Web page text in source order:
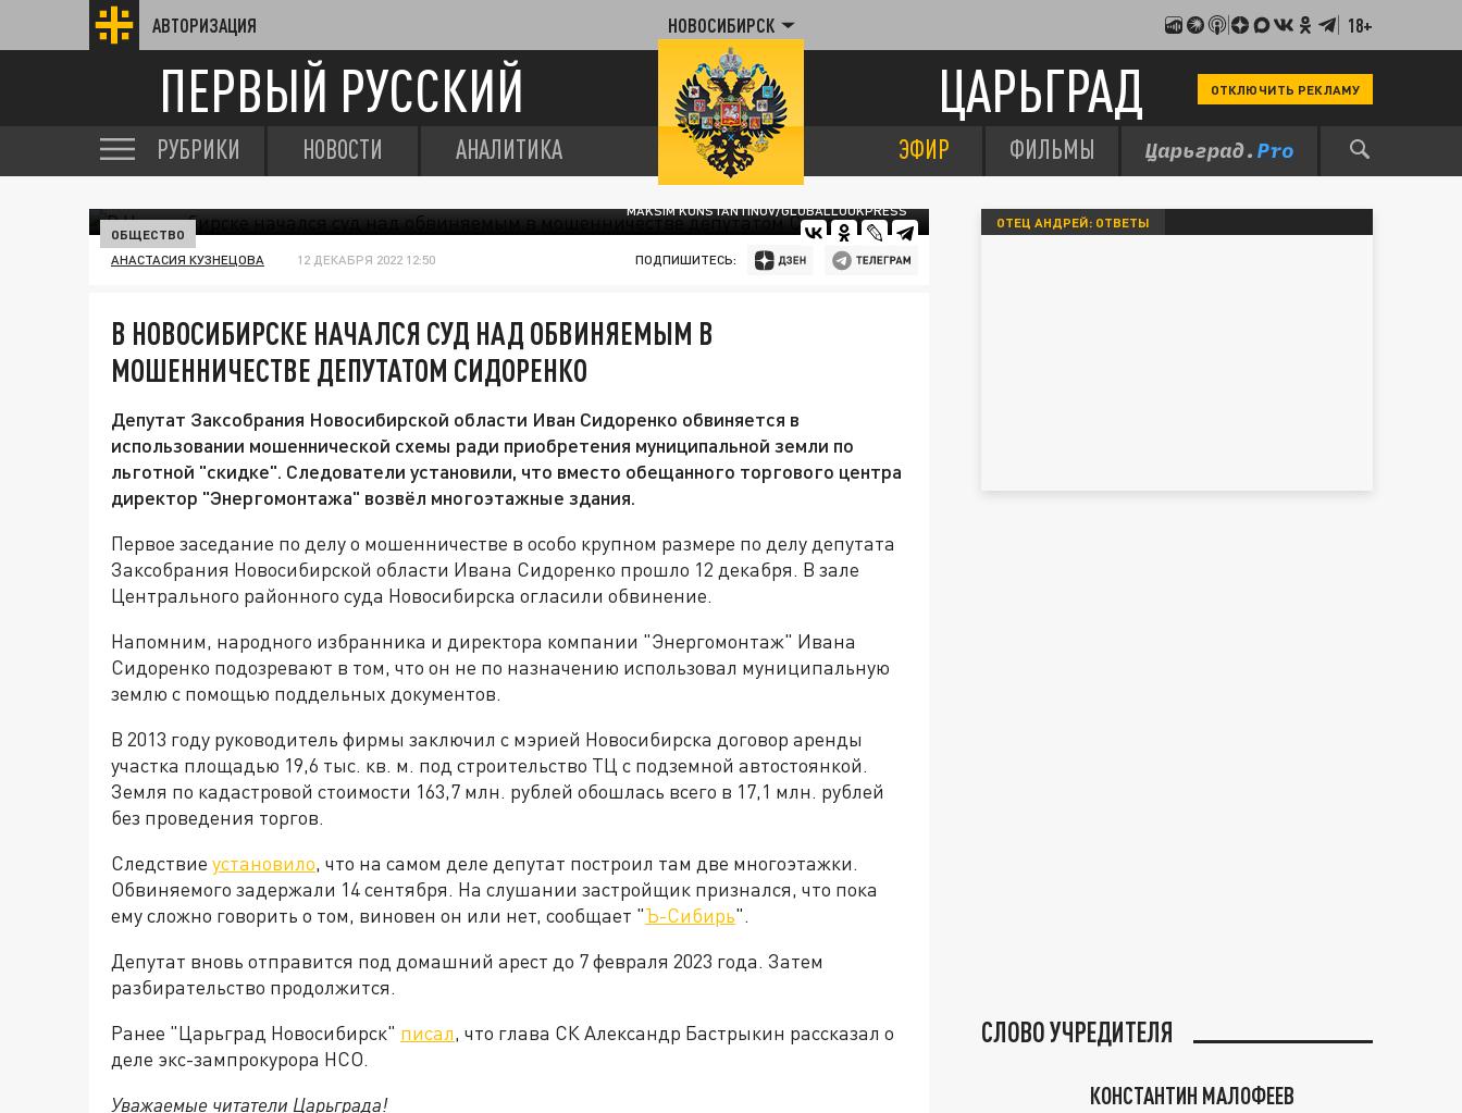
АВТОРИЗАЦИЯ НОВОСИБИРСК 18+
ПЕРВЫЙ РУССКИЙ ЦАРЬГРАД ОТКЛЮЧИТЬ РЕКЛАМУ
РУБРИКИ НОВОСТИ АНАЛИТИКА ЭФИР ФИЛЬМЫ
MAKSIM KONSTANTINOV/GLOBALLOOKPRESS
ОБЩЕСТВО
АНАСТАСИЯ КУЗНЕЦОВА 12 ДЕКАБРЯ 2022 12:50 ПОДПИШИТЕСЬ:
В НОВОСИБИРСКЕ НАЧАЛСЯ СУД НАД ОБВИНЯЕМЫМ В
МОШЕННИЧЕСТВЕ ДЕПУТАТОМ СИДОРЕНКО
Депутат Заксобрания Новосибирской области Иван Сидоренко обвиняется в
использовании мошеннической схемы ради приобретения муниципальной земли по
льготной "скидке". Следователи установили, что вместо обещанного торгового центра
директор "Энергомонтажа" возвёл многоэтажные здания.
Первое заседание по делу о мошенничестве в особо крупном размере по делу депутата
Заксобрания Новосибирской области Ивана Сидоренко прошло 12 декабря. В зале
Центрального районного суда Новосибирска огласили обвинение.
Напомним, народного избранника и директора компании "Энергомонтаж" Ивана
Сидоренко подозревают в том, что он не по назначению использовал муниципальную
землю с помощью поддельных документов.
В 2013 году руководитель фирмы заключил с мэрией Новосибирска договор аренды
участка площадью 19,6 тыс. кв. м. под строительство ТЦ с подземной автостоянкой.
Земля по кадастровой стоимости 163,7 млн. рублей обошлась всего в 17,1 млн. рублей
без проведения торгов.
Следствие установило, что на самом деле депутат построил там две многоэтажки.
Обвиняемого задержали 14 сентября. На слушании застройщик признался, что пока
ему сложно говорить о том, виновен он или нет, сообщает "Ъ-Сибирь".
Депутат вновь отправится под домашний арест до 7 февраля 2023 года. Затем
разбирательство продолжится.
Ранее "Царьград Новосибирск" писал, что глава СК Александр Бастрыкин рассказал о
деле экс-зампрокурора НСО.
Уважаемые читатели Царьграда!
ОТЕЦ АНДРЕЙ: ОТВЕТЫ
СЛОВО УЧРЕДИТЕЛЯ
КОНСТАНТИН МАЛОФЕЕВ